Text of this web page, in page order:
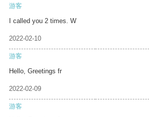
游客
I called you 2 times. W
2022-02-10
游客
Hello, Greetings fr
2022-02-09
游客